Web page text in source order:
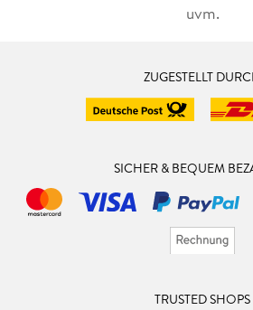
uvm.
ZUGESTELLT
SICHER & BEQUEM
TRUSTED SHOPS